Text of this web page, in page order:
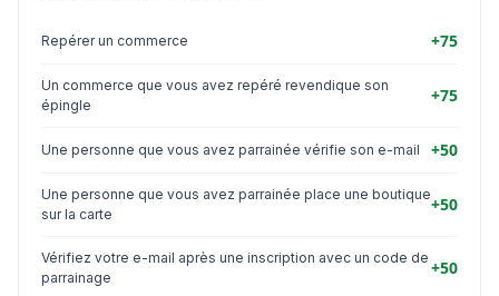
Repérer un commerce +75
Un commerce que vous avez repéré revendique son
épingle
+75
Une personne que vous avez parrainée vérifie son e-mail +50
Une personne que vous avez parrainée place une boutique
sur la carte
+50
Vérifiez votre e-mail après une inscription avec un code de
parrainage
+50